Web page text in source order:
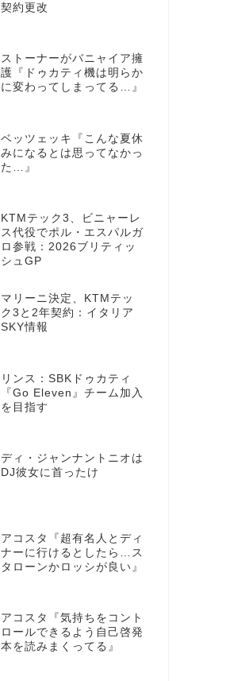
契約更改
ストーナーがバニャイア擁
護『ドゥカティ機は明らか
に変わってしまってる…』
ベッツェッキ『こんな夏休
みになるとは思ってなかっ
た…』
KTMテック3、ビニャーレ
ス代役でポル・エスパルガ
ロ参戦：2026ブリティッ
シュGP
マリーニ決定、KTMテッ
ク3と2年契約：イタリア
SKY情報
リンス：SBKドゥカティ
『Go Eleven』チーム加入
を目指す
ディ・ジャンナントニオは
DJ彼女に首ったけ
アコスタ『超有名人とディ
ナーに行けるとしたら…ス
タローンかロッシが良い』
アコスタ『気持ちをコント
ロールできるよう自己啓発
本を読みまくってる』